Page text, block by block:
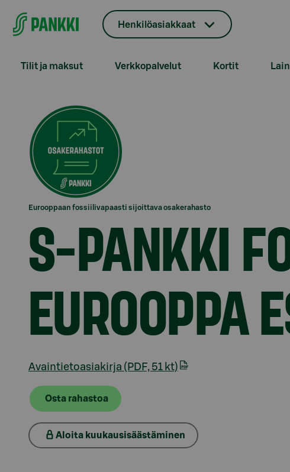
Henkilöasiakkaat
Tilit ja maksut Verkkopalvelut Kortit
Eurooppaan fossiilivapaasti sijoittava osakerahasto
S-PANKKI
EUROOPPA
Avaintietoasiakirja (PDF, 51 kt)
Osta rahastoa
Aloita kuukausisäästäminen